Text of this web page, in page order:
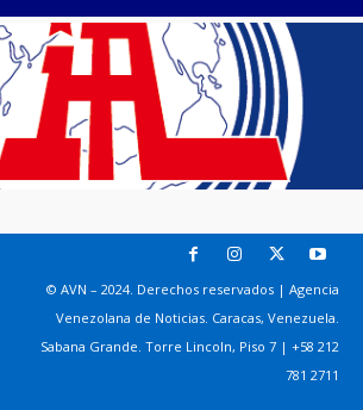
© AVN – 2024. Derechos reservados | Agencia
Venezolana de Noticias. Caracas, Venezuela.
Sabana Grande. Torre Lincoln, Piso 7 | +58 212
781 2711